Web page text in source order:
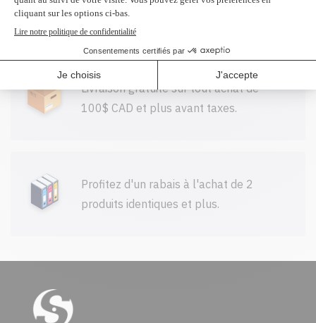
garanties.
Livraison gratuite sur tout achat de
100$ CAD et plus avant taxes.
Profitez d'un rabais à l'achat de 2
produits identiques et plus.